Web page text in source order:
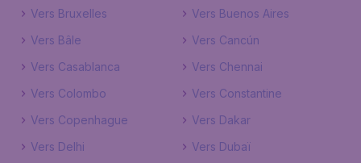
Vers Bruxelles
Vers Buenos Aires
Vers Bâle
Vers Cancún
Vers Casablanca
Vers Chennai
Vers Colombo
Vers Constantine
Vers Copenhague
Vers Dakar
Vers Delhi
Vers Dubaï